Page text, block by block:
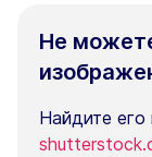
Не
Найдите его